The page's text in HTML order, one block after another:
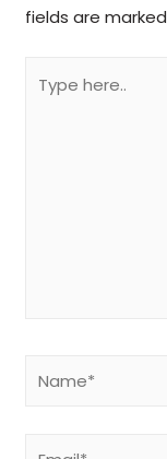
fields are marked